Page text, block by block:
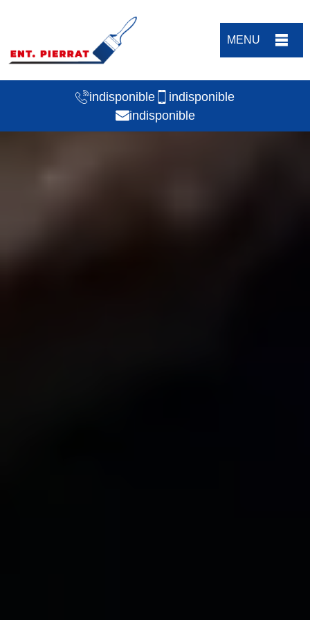
MENU
indisponible
indisponible
indisponible